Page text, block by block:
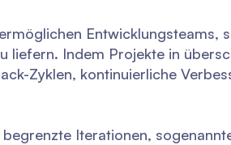
Entwicklungsteams,
liefern. Indem Projekte in
Zyklen, kontinuierliche
Iterationen,